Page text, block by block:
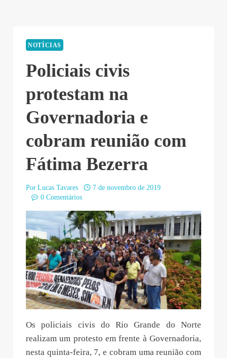
NOTÍCIAS
Policiais civis
protestam na
Governadoria e
cobram reunião com
Fátima Bezerra
Por Lucas Tavares
7 de novembro de 2019
0 Comentários
Os policiais civis do Rio Grande do Norte
realizam um protesto em frente à Governadoria,
nesta quinta-feira, 7, e cobram uma reunião com